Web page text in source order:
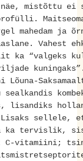
mistõttu ei
mahedam ja
Vahest
ka “valgeks
Lõuna-
lisandiks
Lisaks sellele,
ka tervislik,
C-vitamiini;